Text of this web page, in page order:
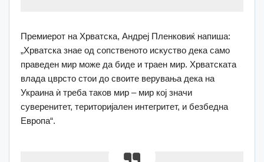
Премиерот на Хрватска, Андреј Пленковиќ напиша:
„Хрватска знае од сопственото искуство дека само
праведен мир може да биде и траен мир. Хрватската
влада цврсто стои до своите верувања дека на
Украина ѝ треба таков мир – мир кој значи
суверенитет, територијален интегритет, и безбедна
Европа“.